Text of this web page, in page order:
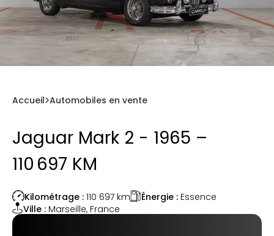
Accueil Automobiles en vente
Jaguar Mark 2 - 1965 –
110 697 KM
Kilométrage : 110 697 km Énergie : Essence
Ville : Marseille, France